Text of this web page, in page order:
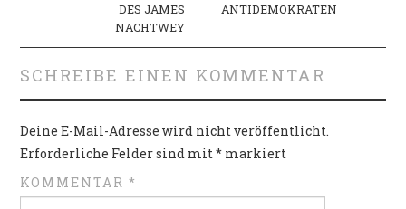
DES JAMES
NACHTWEY
ANTIDEMOKRATEN
SCHREIBE EINEN KOMMENTAR
Deine E-Mail-Adresse wird nicht veröffentlicht.
Erforderliche Felder sind mit* markiert
KOMMENTAR*